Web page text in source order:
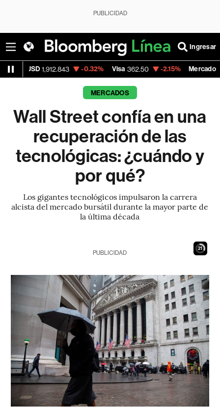
PUBLICIDAD
Ingresar
-0.32% Visa 362.50 -2.15% MercadoLibre 1,821.795
MERCADOS
Wall Street confía en una
recuperación de las
tecnológicas: ¿cuándo y
por qué?
Los gigantes tecnológicos impulsaron la carrera
alcista del mercado bursátil durante la mayor parte de
la última década
20
PUBLICIDAD